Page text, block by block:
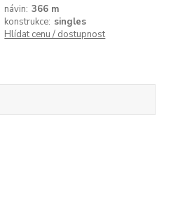
návin: 366 m
konstrukce: singles
Hlídat cenu / dostupnost